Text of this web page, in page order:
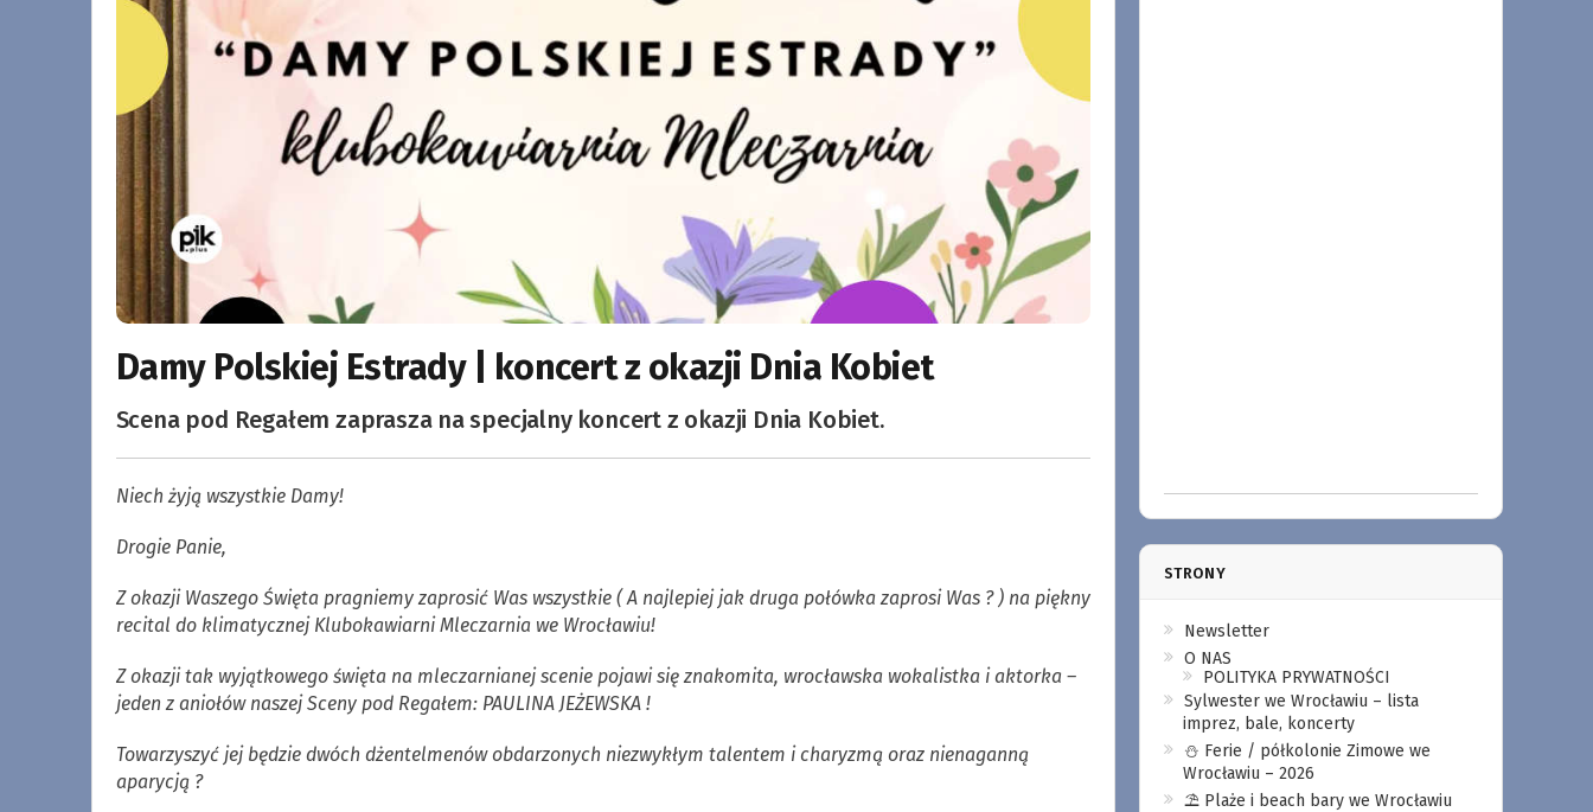
Damy Polskiej Estrady | koncert z okazji Dnia Kobiet
Scena pod Regałem zaprasza na specjalny koncert z okazji Dnia Kobiet.
Niech żyją wszystkie Damy!
Drogie Panie,
Z okazji Waszego Święta pragniemy zaprosić Was wszystkie ( A najlepiej jak druga połówka zaprosi Was ? ) na piękny
recital do klimatycznej Klubokawiarni Mleczarnia we Wrocławiu!
Z okazji tak wyjątkowego święta na mleczarnianej scenie pojawi się znakomita, wrocławska wokalistka i aktorka –
jeden z aniołów naszej Sceny pod Regałem: PAULINA JEŻEWSKA !
Towarzyszyć jej będzie dwóch dżentelmenów obdarzonych niezwykłym talentem i charyzmą oraz nienaganną
aparycją ?
STRONY
Newsletter
O NAS
POLITYKA PRYWATNOŚCI
Sylwester we Wrocławiu – lista
imprez, bale, koncerty
⛄️ Ferie / półkolonie Zimowe we
Wrocławiu – 2026
⛱️ Plaże i beach bary we Wrocławiu